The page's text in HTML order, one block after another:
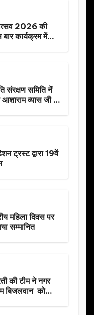
2026 की
कार्यक्रम में
संरक्षण समिति नें
आशाराम व्यास जी के
ट्रस्ट द्वारा 19वें
महिला दिवस पर
सम्मानित
की टीम ने नगर
बिजलवान को